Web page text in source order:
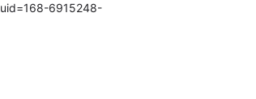
6915248-